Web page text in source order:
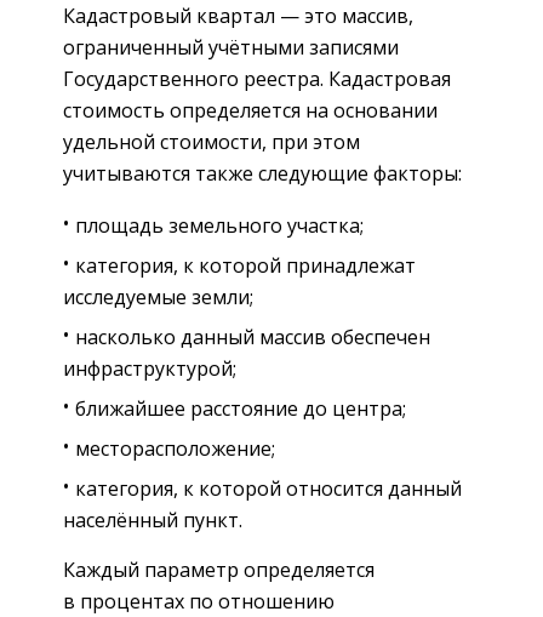
Кадастровый квартал — это массив,
ограниченный учётными записями
Государственного реестра. Кадастровая
стоимость определяется на основании
удельной стоимости, при этом
учитываются также следующие факторы:
площадь земельного участка;
категория, к которой принадлежат
исследуемые земли;
насколько данный массив обеспечен
инфраструктурой;
ближайшее расстояние до центра;
месторасположение;
категория, к которой относится данный
населённый пункт.
Каждый параметр определяется
в процентах по отношению